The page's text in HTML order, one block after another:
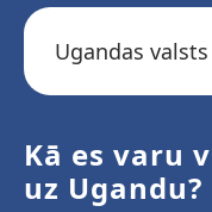
Ugandas
Kā es varu
uz Ugandu?